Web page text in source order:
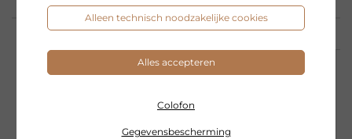
Alleen technisch noodzakelijke cookies
Alles accepteren
Colofon
Gegevensbescherming
NIEUW & LIMITED